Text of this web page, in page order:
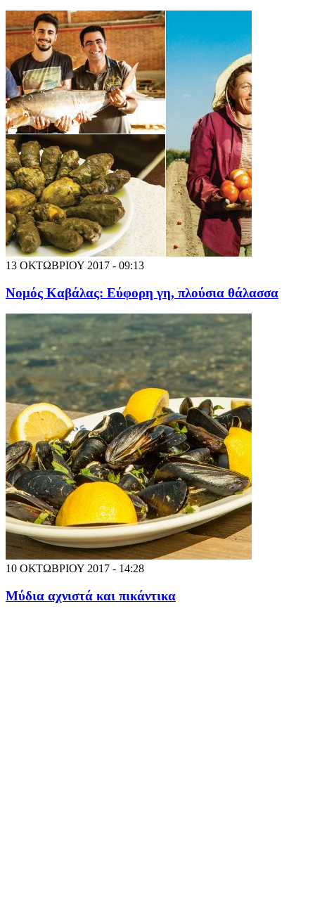
13 ΟΚΤΩΒΡΙΟΥ 2017 - 09:13
Νομός Καβάλας: Εύφορη γη, πλούσια θάλασσα
10 ΟΚΤΩΒΡΙΟΥ 2017 - 14:28
Μύδια αχνιστά και πικάντικα